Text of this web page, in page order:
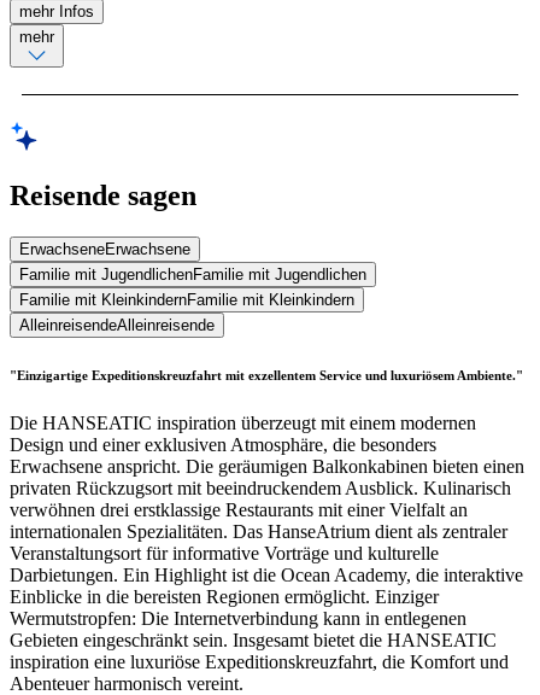
mehr Infos
mehr
Reisende sagen
ErwachseneErwachsene
Familie mit JugendlichenFamilie mit Jugendlichen
Familie mit KleinkindernFamilie mit Kleinkindern
AlleinreisendeAlleinreisende
"Einzigartige Expeditionskreuzfahrt mit exzellentem Service und luxuriösem Ambiente."
Die HANSEATIC inspiration überzeugt mit einem modernen
Design und einer exklusiven Atmosphäre, die besonders
Erwachsene anspricht. Die geräumigen Balkonkabinen bieten einen
privaten Rückzugsort mit beeindruckendem Ausblick. Kulinarisch
verwöhnen drei erstklassige Restaurants mit einer Vielfalt an
internationalen Spezialitäten. Das HanseAtrium dient als zentraler
Veranstaltungsort für informative Vorträge und kulturelle
Darbietungen. Ein Highlight ist die Ocean Academy, die interaktive
Einblicke in die bereisten Regionen ermöglicht. Einziger
Wermutstropfen: Die Internetverbindung kann in entlegenen
Gebieten eingeschränkt sein. Insgesamt bietet die HANSEATIC
inspiration eine luxuriöse Expeditionskreuzfahrt, die Komfort und
Abenteuer harmonisch vereint.